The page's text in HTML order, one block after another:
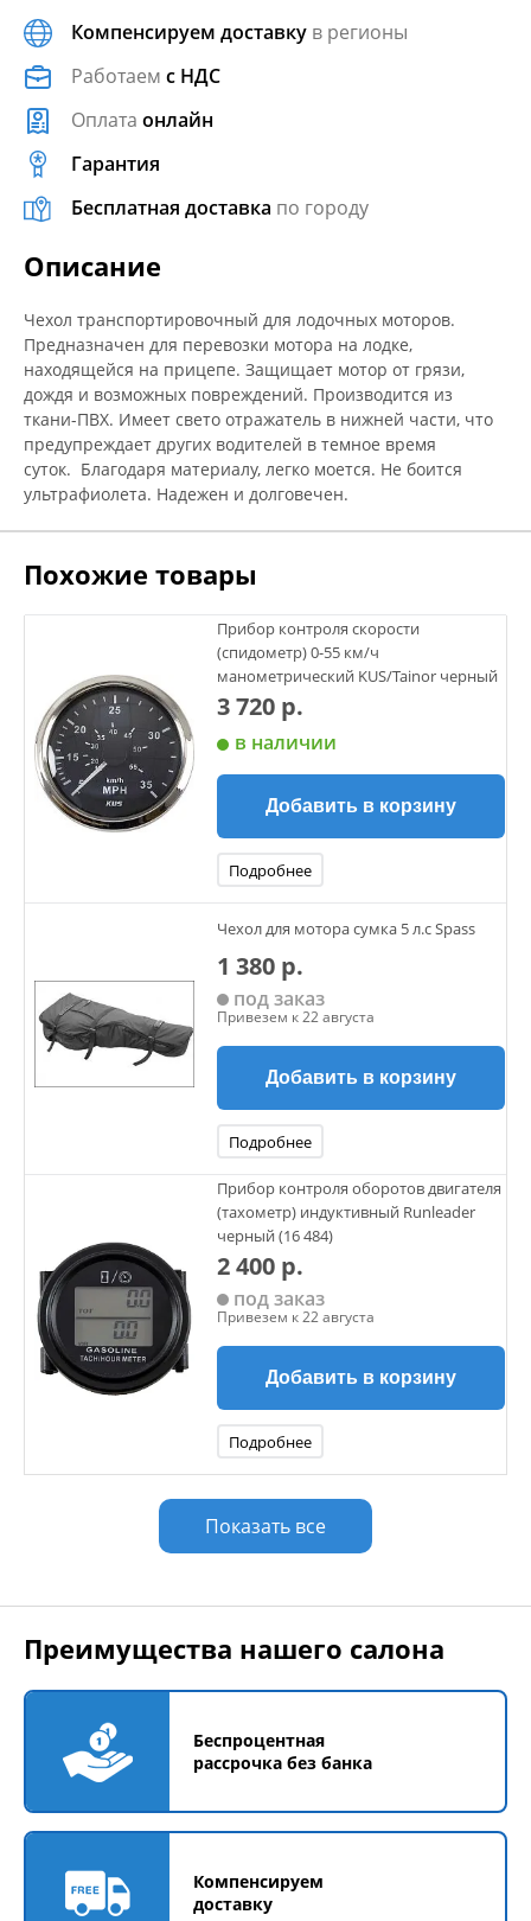
Компенсируем доставку в регионы
Работаем с НДС
Оплата онлайн
Гарантия
Бесплатная доставка по городу
Описание
Чехол транспортировочный для лодочных моторов.
Предназначен для перевозки мотора на лодке,
находящейся на прицепе. Защищает мотор от грязи,
дождя и возможных повреждений. Производится из
ткани-ПВХ. Имеет свето отражатель в нижней части, что
предупреждает других водителей в темное время
суток. Благодаря материалу, легко моется. Не боится
ультрафиолета. Надежен и долговечен.
Похожие товары
Прибор контроля скорости
(спидометр) 0-55 км/ч
манометрический KUS/Tainor черный
3 720 р.
в наличии
Добавить в корзину
Подробнее
Чехол для мотора сумка 5 л.с Spass
1 380 р.
под заказ
Привезем к 22 августа
Добавить в корзину
Подробнее
Прибор контроля оборотов двигателя
(тахометр) индуктивный Runleader
черный (16 484)
2 400 р.
под заказ
Привезем к 22 августа
Добавить в корзину
Подробнее
Показать все
Преимущества нашего салона
Беспроцентная
рассрочка без банка
Компенсируем
доставку